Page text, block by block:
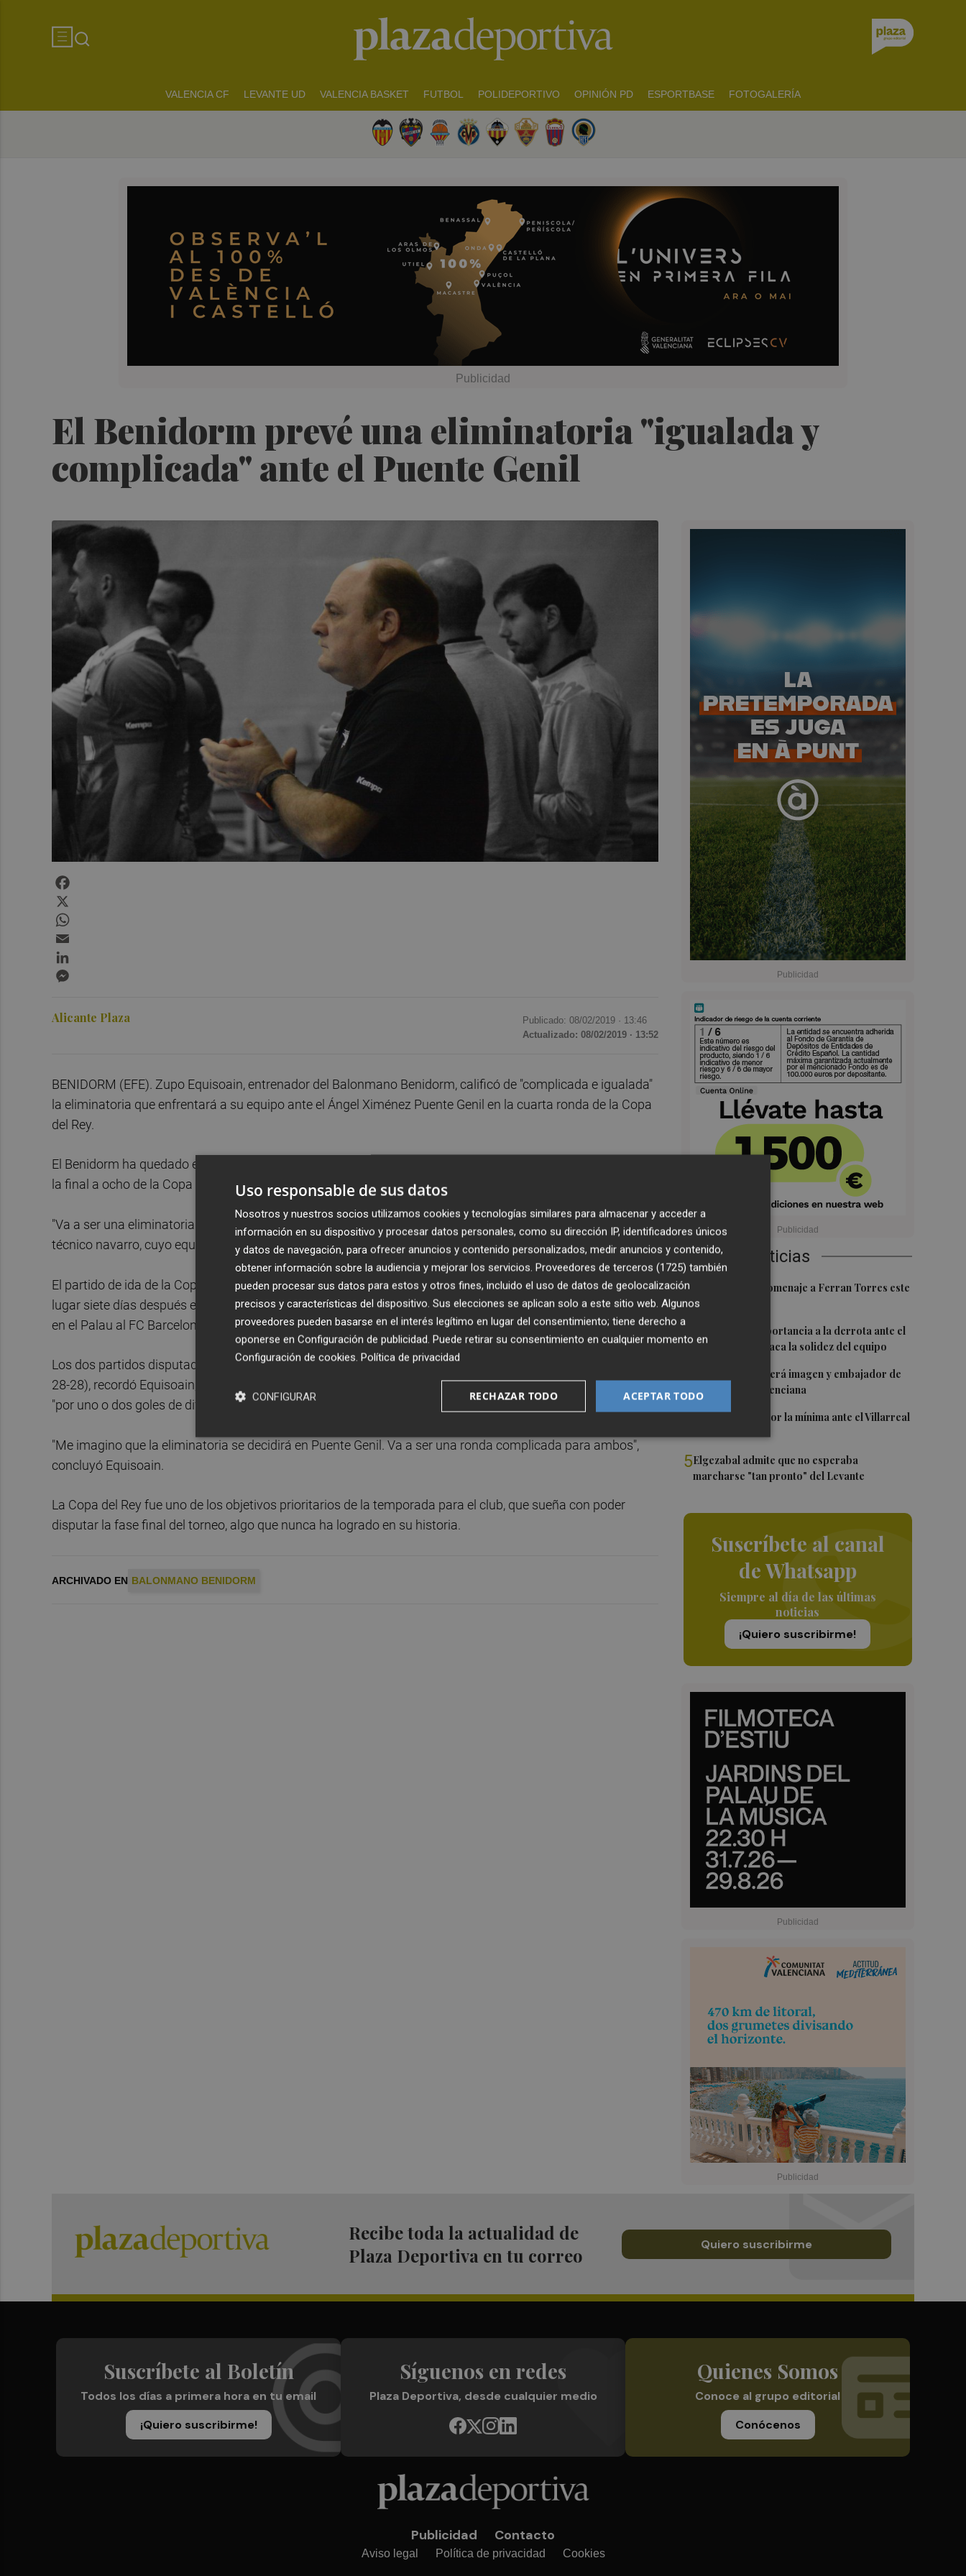
VALENCIA CF LEVANTE UD VALENCIA BASKET FUTBOL POLIDEPORTIVO OPINIÓN PD ESPORTBASE FOTOGALERÍA
El Benidorm prevé una eliminatoria "igualada y
complicada" ante el Puente Genil
Últimas Noticias
1
Foios rendirá homenaje a Ferran Torres este
viernes
2 Sotelo resta importancia a la derrota ante el
Villarreal y destaca la solidez del equipo
3 Ferran Torres será imagen y embajador de
la Comunitat Valenciana
4El Levante cae por la mínima ante el Villarreal
5Elgezabal admite que no esperaba
marcharse "tan pronto" del Levante
Suscríbete al canal
de Whatsapp
Siempre al día de las últimas
noticias
¡Quiero suscribirme!
Alicante Plaza Publicado: 08/02/2019 · 13:46
Actualizado: 08/02/2019 · 13:52
BENIDORM (EFE). Zupo Equisoain, entrenador del Balonmano Benidorm, calificó de "complicada e igualada"
la eliminatoria que enfrentará a su equipo ante el Ángel Ximénez Puente Genil en la cuarta ronda de la Copa
del Rey.
El Benidorm ha quedado emparejado este viernes ante el conjunto andaluz en la última eliminatoria previa a
la final a ocho de la Copa del Rey, que se celebrará en abril en una sede aún pendiente por designar.
"Va a ser una eliminatoria muy equilibrada entre dos equipos que nos conocemos bien", comentó a EFEel
técnico navarro, cuyo equipo ya se enfrentó al conjunto andaluz el pasado fin de semana en la Liga Asobal.
El partido de ida de la Copa se disputará en Benidorm el próximo 6 de marzo, mientras que la vuelta tendrá
lugar siete días después en Puente Genil. Entre ambos partidos el equipo benidormense deberá rendir visita
en el Palau al FC Barcelona.
Los dos partidos disputados esta temporada entre Benidorm y Puente Genil finalizaron en empate (26-26 y
28-28), recordó Equisoain, quien añadió además que los duelos históricos entre ambos equipo se resuelven
"por uno o dos goles de diferencia".
"Me imagino que la eliminatoria se decidirá en Puente Genil. Va a ser una ronda complicada para ambos",
concluyó Equisoain.
La Copa del Rey fue uno de los objetivos prioritarios de la temporada para el club, que sueña con poder
disputar la fase final del torneo, algo que nunca ha logrado en su historia.
ARCHIVADO EN BALONMANO BENIDORM
Recibe toda la actualidad de
Plaza Deportiva en tu correo
Quiero suscribirme
Suscríbete al Boletín
Todos los días a primera hora en tu email
¡Quiero suscribirme!
Síguenos en redes
Plaza Deportiva, desde cualquier medio
Quienes Somos
Conoce al grupo editorial
Conócenos
Publicidad Contacto
Aviso legal Política de privacidad Cookies
Uso responsable de sus datos
Nosotros y nuestros socios utilizamos cookies y tecnologías similares para almacenar y acceder a
información en su dispositivo y procesar datos personales, como su dirección IP, identificadores únicos
y datos de navegación, para ofrecer anuncios y contenido personalizados, medir anuncios y contenido,
obtener información sobre la audiencia y mejorar los servicios. Proveedores de terceros (1725) también
pueden procesar sus datos para estos y otros fines, incluido el uso de datos de geolocalización
precisos y características del dispositivo. Sus elecciones se aplican solo a este sitio web. Algunos
proveedores pueden basarse en el interés legítimo en lugar del consentimiento; tiene derecho a
oponerse en Configuración de publicidad. Puede retirar su consentimiento en cualquier momento en
Configuración de cookies. Política de privacidad
ACEPTAR TODO
RECHAZAR TODO
CONFIGURAR